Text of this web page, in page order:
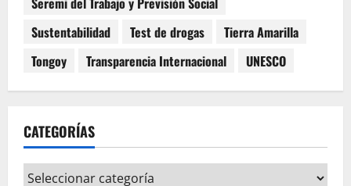
Sustentabilidad
Test de drogas
Tierra Amarilla
Tongoy
Transparencia Internacional UNESCO
CATEGORÍAS
Categorías